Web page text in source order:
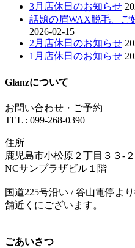
3月店休日のお知らせ
話題の眉WAX脱毛、ご
2026-02-15
2月店休日のお知らせ
1月店休日のお知らせ
Glanzについて
お問い合わせ・ご予約
TEL : 099-268-0390
住所
鹿児島市小松原２丁目３３-２
NCサンプラザビル１階
国道225号沿い / 谷山電停よ
舗近くにございます。
ごあいさつ